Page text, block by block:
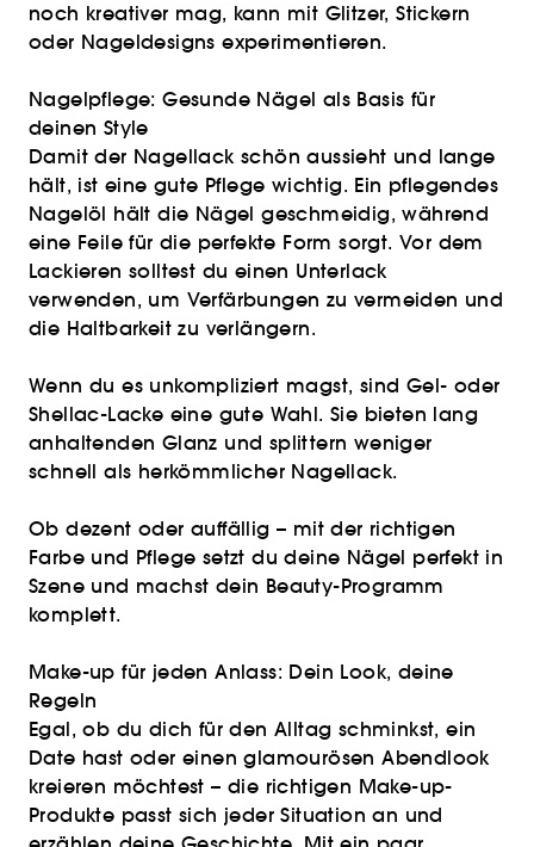
noch kreativer mag, kann mit Glitzer, Stickern
oder Nageldesigns experimentieren.
Nagelpflege: Gesunde Nägel als Basis für
deinen Style
Damit der Nagellack schön aussieht und lange
hält, ist eine gute Pflege wichtig. Ein pflegendes
Nagelöl hält die Nägel geschmeidig, während
eine Feile für die perfekte Form sorgt. Vor dem
Lackieren solltest du einen Unterlack
verwenden, um Verfärbungen zu vermeiden und
die Haltbarkeit zu verlängern.
Wenn du es unkompliziert magst, sind Gel- oder
Shellac-Lacke eine gute Wahl. Sie bieten lang
anhaltenden Glanz und splittern weniger
schnell als herkömmlicher Nagellack.
Ob dezent oder auffällig – mit der richtigen
Farbe und Pflege setzt du deine Nägel perfekt in
Szene und machst dein Beauty-Programm
komplett.
Make-up für jeden Anlass: Dein Look, deine
Regeln
Egal, ob du dich für den Alltag schminkst, ein
Date hast oder einen glamourösen Abendlook
kreieren möchtest – die richtigen Make-up-
Produkte passt sich jeder Situation an und